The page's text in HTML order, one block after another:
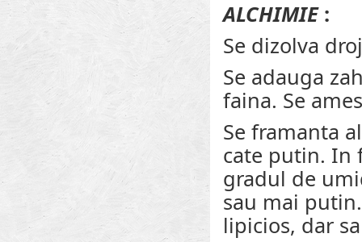
ALCHIMIE:
Se dizolva
Se adauga
faina. Se
Se framanta
cate putin. In
gradul de
sau mai
lipicios, dar